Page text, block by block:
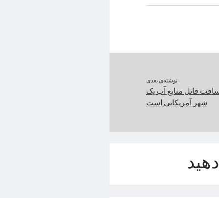
نوشته‌ی بعدی
قاتل منابع آب یک
شهر آمریکایی است